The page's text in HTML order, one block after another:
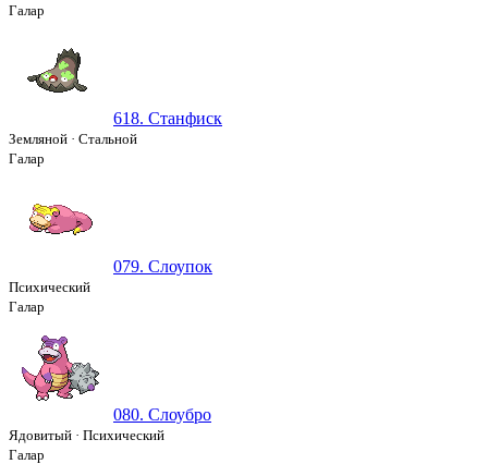
Галар
618. Станфиск
Земляной · Стальной
Галар
079. Слоупок
Психический
Галар
080. Слоубро
Ядовитый · Психический
Галар